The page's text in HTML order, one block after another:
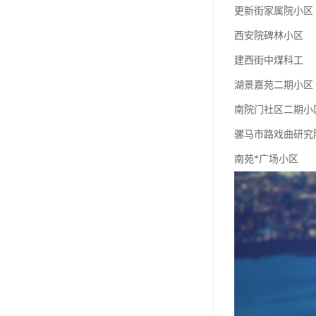
更新街家属院小区
西安院碑林小区
建西街中煤科工
湖景嘉苑二期小区
南院门社区二期小
骡马市路戏曲研究
南苑*广场小区